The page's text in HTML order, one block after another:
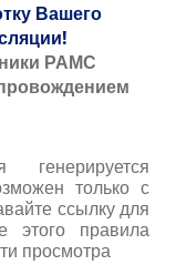
Вашего
РАМС
только с
ссылку для
этого правила
просмотра